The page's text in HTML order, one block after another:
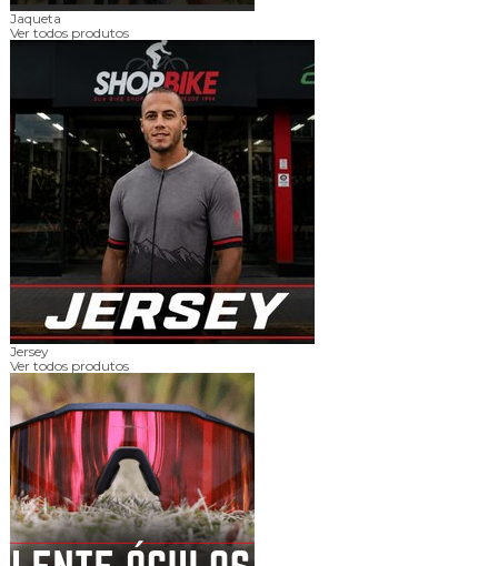
Jaqueta
Ver todos produtos
Jersey
Ver todos produtos